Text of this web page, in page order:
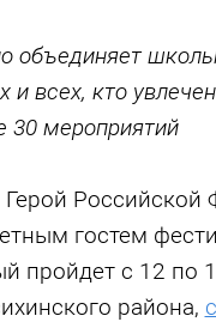
объединяет
и всех, кто
мероприятий
Российской
гостем
пройдет с 12 по
района,